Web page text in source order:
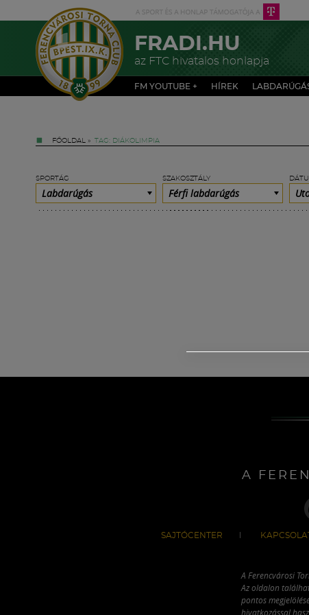
FRADI.HU
az FTC hivatalos honlapja
FM YOUTUBE + HÍREK
FŐOLDAL » TAG: DIÁKOLIMPIA
SPORTÁG
Labdarúgás
SZAKOSZTÁLY
Férfi labdarúgás
A
SAJTÓCENTER
A Ferencvárosi
Az oldalon
pontos
hivatkozással